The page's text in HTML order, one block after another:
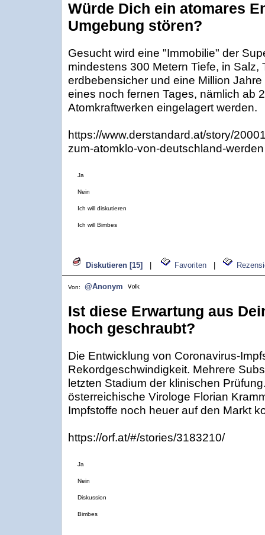
Würde Dich ein atomares
Umgebung stören?
Gesucht wird eine "Immobilie" der
mindestens 300 Metern Tiefe, in Salz,
erdbebensicher und eine Million
eines noch fernen Tages, nämlich ab
Atomkraftwerken eingelagert werden.
https://www.derstandard.at/story/
zum-atomklo-von-deutschland-werden
Ja
Nein
Ich will diskutieren
Ich will Bimbes
Diskutieren [15] Favoriten
Von: @Anonym
Ist diese Erwartung aus
hoch geschraubt?
Die Entwicklung von Coronavirus-
Rekordgeschwindigkeit. Mehrere
letzten Stadium der klinischen
österreichische Virologe Florian
Impfstoffe noch heuer auf den Markt
https://orf.at/#/stories/3183210/
Ja
Nein
Diskussion
Bimbes